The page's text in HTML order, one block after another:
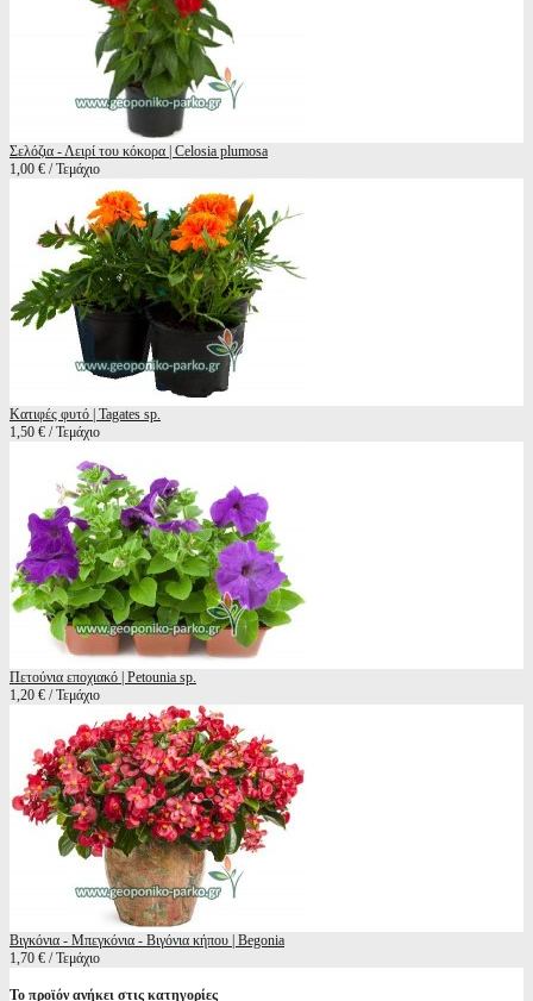
Σελόζια - Λειρί του κόκορα | Celosia plumosa
1,00 € / Τεμάχιο
Κατιφές φυτό | Tagates sp.
1,50 € / Τεμάχιο
Πετούνια εποχιακό | Petounia sp.
1,20 € / Τεμάχιο
Βιγκόνια - Μπεγκόνια - Βιγόνια κήπου | Begonia
1,70 € / Τεμάχιο
Το προϊόν ανήκει στις κατηγορίες